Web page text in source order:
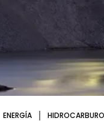
ENERGÍA